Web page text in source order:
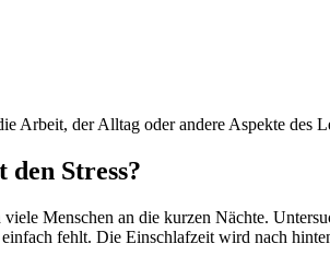
Arbeit, der Alltag oder andere Aspekte des
Stress?
Menschen an die kurzen Nächte.
fehlt. Die Einschlafzeit wird nach